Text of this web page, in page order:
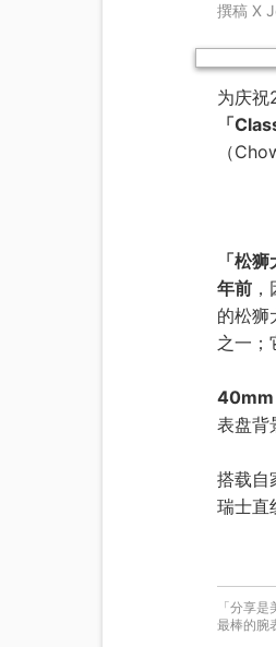
撰稿 X
为庆祝
「
（
「松狮
年前
的松狮
之一；
40mm
表盘背
搭载自
瑞士直
「分享
最棒的腕